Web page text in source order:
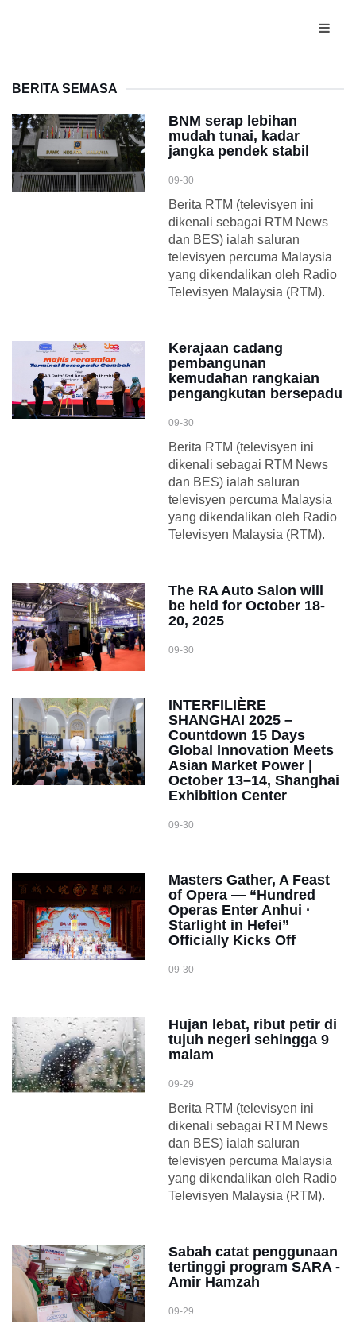
BERITA SEMASA
BNM serap lebihan
mudah tunai, kadar
jangka pendek stabil
09-30
Berita RTM (televisyen ini
dikenali sebagai RTM News
dan BES) ialah saluran
televisyen percuma Malaysia
yang dikendalikan oleh Radio
Televisyen Malaysia (RTM).
Kerajaan cadang
pembangunan
kemudahan rangkaian
pengangkutan bersepadu
09-30
Berita RTM (televisyen ini
dikenali sebagai RTM News
dan BES) ialah saluran
televisyen percuma Malaysia
yang dikendalikan oleh Radio
Televisyen Malaysia (RTM).
The RA Auto Salon will
be held for October 18-
20, 2025
09-30
INTERFILIÈRE
SHANGHAI 2025 –
Countdown 15 Days
Global Innovation Meets
Asian Market Power |
October 13–14, Shanghai
Exhibition Center
09-30
Masters Gather, A Feast
of Opera — “Hundred
Operas Enter Anhui ·
Starlight in Hefei”
Officially Kicks Off
09-30
Hujan lebat, ribut petir di
tujuh negeri sehingga 9
malam
09-29
Berita RTM (televisyen ini
dikenali sebagai RTM News
dan BES) ialah saluran
televisyen percuma Malaysia
yang dikendalikan oleh Radio
Televisyen Malaysia (RTM).
Sabah catat penggunaan
tertinggi program SARA -
Amir Hamzah
09-29